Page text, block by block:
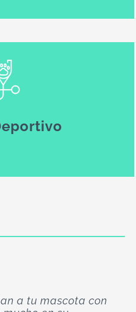
a tu mascota con
y
ofrecen,